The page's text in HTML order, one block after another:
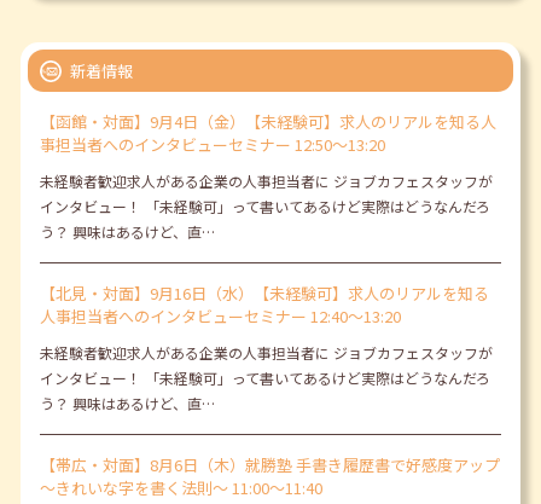
新着情報
【函館・対面】9月4日（金）【未経験可】求人のリアルを知る人
事担当者へのインタビューセミナー 12:50～13:20
未経験者歓迎求人がある企業の人事担当者に ジョブカフェスタッフが
インタビュー！ 「未経験可」って書いてあるけど実際はどうなんだろ
う？ 興味はあるけど、直…
【北見・対面】9月16日（水）【未経験可】求人のリアルを知る
人事担当者へのインタビューセミナー 12:40～13:20
未経験者歓迎求人がある企業の人事担当者に ジョブカフェスタッフが
インタビュー！ 「未経験可」って書いてあるけど実際はどうなんだろ
う？ 興味はあるけど、直…
【帯広・対面】8月6日（木）就勝塾 手書き履歴書で好感度アップ
～きれいな字を書く法則～ 11:00～11:40